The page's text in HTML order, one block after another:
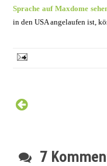
Sprache auf Maxdome
in den USA angelaufen ist,
7